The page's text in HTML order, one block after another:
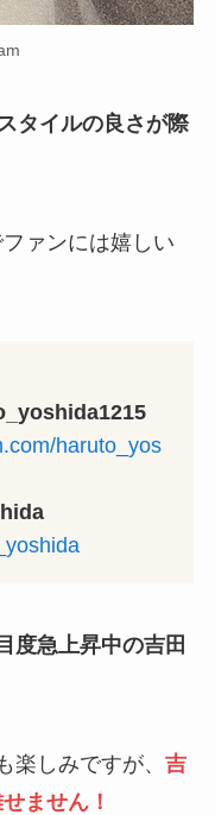
タイルの良さが際
ァンには嬉しい
haruto_yos
度急上昇中の吉田
楽しみですが、 吉
ません！